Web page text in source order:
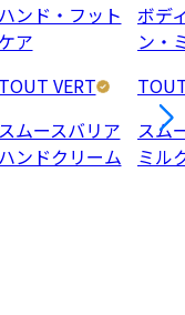
ハンド・フット
ケア
TOUT VERT
スムースバリア
ハンドクリーム
ボデ
ン・
スム
ミル